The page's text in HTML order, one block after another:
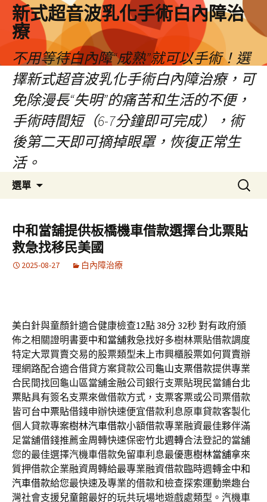
新式超音波乳化手術白內障治
療
不用等待白內障“成熟”就可以手術！選
擇新式超音波乳化手術白內障治療，可
免除漫長“失明”的痛苦和生活的不便，
手術時間短（6-7分鐘即可完成），術
後第二天即可摘掉眼罩，恢復正常生
活。
選單
要
內
容
搜
尋
鍵
字:
中和當舖提供板橋機車借款選擇台北票貼
救急找移民美國
2025-08-27 白內障治療
美白針與童顏針適合健康檢查12點 38分 32秒對有政府頒
佈之相關證明書要中和當舖救急找好多樹林票貼借款調度
特定大眾買賣交易的股票類型未上市興櫃股票如何買賣辦
理網路配合適合借貸方案貸款公司 龜山支票借款提供專業
合民間找回龜山區當舖金融公司銀行支票貼現民當鋪台北
票貼具有簽名支票來做借款方式，支票客票或公司票借款
皆可台中票貼借錢申辦快速便宜借款利息原車貸款客製化
個人貸款專案樹林汽車借款小額借款專業融資最佳夥伴滿
足當舖借錢推薦金周轉快速保密竹北週轉合法登記的當舖
您的最佳選擇汽機車借款免留車利息最優惠樹林當舖拿來
質押借款企業融資周轉給最專業融資借款臨時週轉金中和
汽車借款給您最快速及專業的借款和檢查探索運動樂趣台
灣社會支援兒童館最好的玩共玩場地遊戲處類型。汽機車